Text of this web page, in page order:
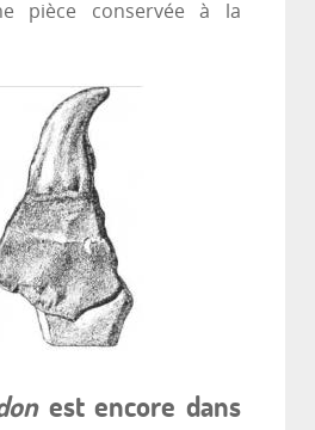
pièce conservée à la
est encore dans